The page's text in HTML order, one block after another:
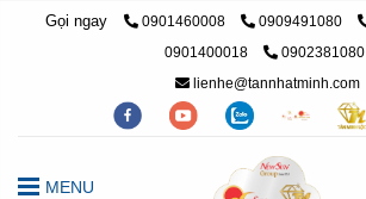
Gọi ngay 0901460008 0909491080
0901400018
0902381080
lienhe@tannhatminh.com
MENU